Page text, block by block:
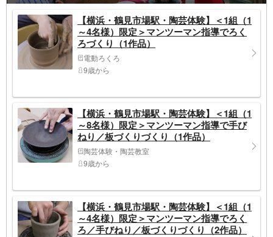
【横浜・鶴見市場駅・陶芸体験】＜1組（1
～4名様）限定＞マンツーマン指導でろく
ろづくり（1作品）
電動ろくろ
9歳から
【横浜・鶴見市場駅・陶芸体験】＜1組（1
～8名様）限定＞マンツーマン指導で手び
ねり／板づくりづくり（1作品）
陶芸体験・陶芸教室
9歳から
【横浜・鶴見市場駅・陶芸体験】＜1組（1
～4名様）限定＞マンツーマン指導でろく
ろ／手びねり／板づくりづくり（2作品）